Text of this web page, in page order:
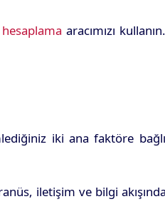
aracımızı
iki ana faktöre
iletişim ve bilgi